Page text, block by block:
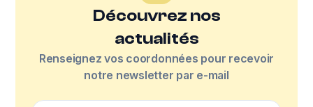
Découvrez nos
actualités
Renseignez vos coordonnées pour recevoir
notre newsletter par e-mail